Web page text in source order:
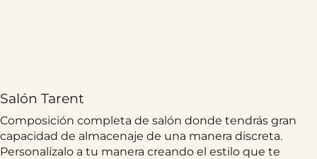
Salón Tarent
Composición completa de salón donde tendrás gran
capacidad de almacenaje de una manera discreta.
Personalízalo a tu manera creando el estilo que te